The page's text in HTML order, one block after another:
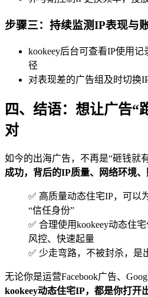
步骤三：持续监测IP表现与
kookeey后台可查看IP使用
径
对表现差的广告组及时切换
四、结语：想让广告“
对
如今的出海广告，不再是“砸钱就
成功，背后的IP质量、网络环境、
✅ 高质量动态住宅IP，可以
“信任身份”
✅ 合理使用kookeey动态住
风控、快速起量
✅ 少走弯路，不被封杀，是
无论你是运营Facebook广告、
kookeey动态住宅IP，都是你打开